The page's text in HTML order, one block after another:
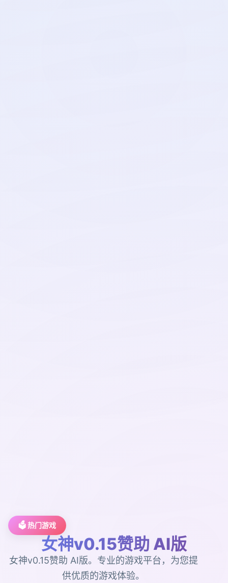
🗳️ 热门游戏
女神v0.15赞助 AI版
女神v0.15赞助 AI版。专业的游戏平台，为您提
供优质的游戏体验。